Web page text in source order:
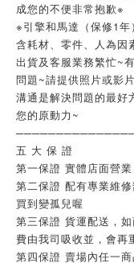
成您的不便非常抱歉※
※引擎和馬達（保修1
含耗材、零件、人為因
出貨及客服業務繁忙~
問題~請提供照片或影
溝通是解決問題的最好
您的原動力~
五 大 保 證
第一保證 實體店面營
第二保證 配有專業維
買到變孤兒喔
第三保證 貨運配送，
費由我司吸收並，會再
第四保證 賣場內任一